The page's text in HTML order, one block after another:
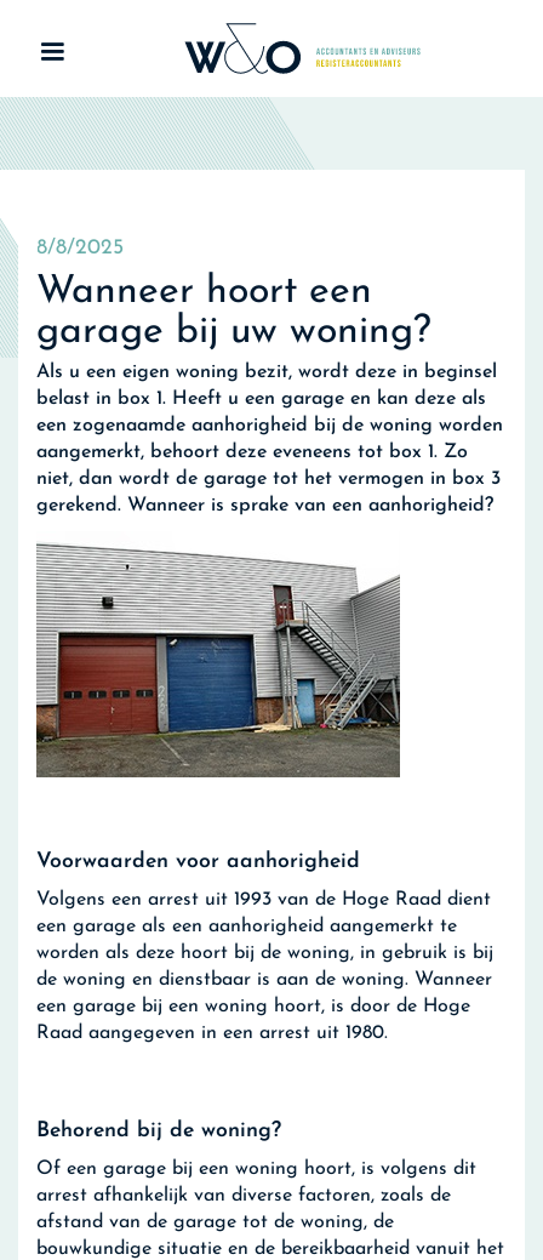
8/8/2025
Wanneer hoort een
garage bij uw woning?
Als u een eigen woning bezit, wordt deze in beginsel
belast in box 1. Heeft u een garage en kan deze als
een zogenaamde aanhorigheid bij de woning worden
aangemerkt, behoort deze eveneens tot box 1. Zo
niet, dan wordt de garage tot het vermogen in box 3
gerekend. Wanneer is sprake van een aanhorigheid?
Voorwaarden voor aanhorigheid
Volgens een arrest uit 1993 van de Hoge Raad dient
een garage als een aanhorigheid aangemerkt te
worden als deze hoort bij de woning, in gebruik is bij
de woning en dienstbaar is aan de woning. Wanneer
een garage bij een woning hoort, is door de Hoge
Raad aangegeven in een arrest uit 1980.
Behorend bij de woning?
Of een garage bij een woning hoort, is volgens dit
arrest afhankelijk van diverse factoren, zoals de
afstand van de garage tot de woning, de
bouwkundige situatie en de bereikbaarheid vanuit het